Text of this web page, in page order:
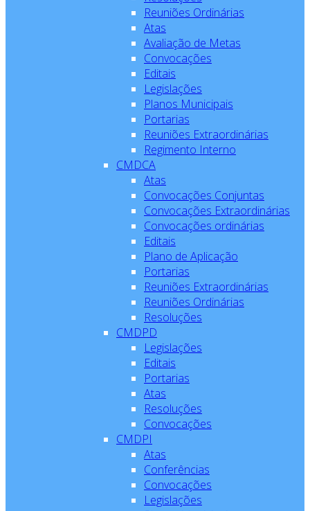
Reuniões Ordinárias
Atas
Avaliação de Metas
Convocações
Editais
Legislações
Planos Municipais
Portarias
Reuniões Extraordinárias
Regimento Interno
CMDCA
Atas
Convocações Conjuntas
Convocações Extraordinárias
Convocações ordinárias
Editais
Plano de Aplicação
Portarias
Reuniões Extraordinárias
Reuniões Ordinárias
Resoluções
CMDPD
Legislações
Editais
Portarias
Atas
Resoluções
Convocações
CMDPI
Atas
Conferências
Convocações
Legislações